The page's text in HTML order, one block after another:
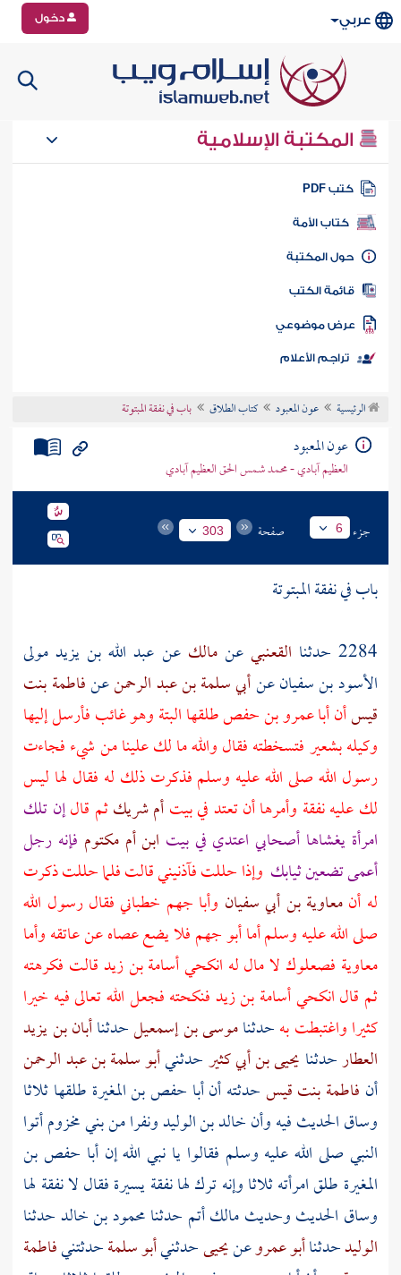
عربي دخول
المكتبة الإسلامية
كتب PDF
كتاب الأمة
المكتبة
الكتب
موضوعي
تراجم الأعلام
الرئيسية عون المعبود كتاب الطلاق باب في نفقة المبتوتة
عون المعبود
العظيم آبادي - محمد شمس الحق العظيم آبادي
جزء 6 صفحة 303
باب في نفقة المبتوتة
2284 حدثنا
القعنبيعنمالكعن عبد الله بن يزيد مولى
الأسود بن سفيانعنأبي سلمة بن عبد الرحمنعنفاطمة بنت
قيسأنأبا عمرو بن حفصطلقها البتة وهو غائب فأرسل إليها
وكيله بشعير فتسخطته فقال والله ما لك علينا من شيء فجاءت
رسول الله صلى الله عليه وسلم فذكرت ذلك له فقال لها ليس
لك عليه نفقة وأمرها أن تعتد في بيتأم شريكثم قالإن تلك
امرأة يغشاها أصحابي اعتدي في بيت ابن أم مكتوم فإنه رجل
أعمى تضعين ثيابك وإذا حللت فآذنيني قالت فلما حللت ذكرت
له أنمعاوية بن أبي سفيان وأبا جهم خطباني فقال رسول الله
صلى الله عليه وسلم أما أبوجهمفلا يضع عصاه عن عاتقه وأما
معاوية فصعلوك لا مال له انكحيأسامة بن زيدقالت فكرهته
ثم قال انكحيأسامة بن زيدفنكحته فجعل الله تعالى فيه خيرا
كثيرا واغتبطت بهحدثناموسى بن إسمعيلحدثناأبان بن يزيد
العطارحدثنا يحيى بن أبي كثيرحدثنيأبو سلمة بن عبد الرحمن
أن فاطمة بنت قيسحدثته أنأبا حفص بن المغيرة طلقها ثلاثا
وساق الحديث فيه وأنخالد بن الوليدونفرا منبني مخزومأتوا
النبي صلى الله عليه وسلم فقالوا يا نبي الله إنأبا حفص بن
المغيرة طلق امرأته ثلاثا وإنه ترك لها نفقة يسيرة فقال لا نفقة لها
وساق الحديث وحديثمالكأتم حدثنامحمود بن خالدحدثنا
الوليدحدثناأبو عمروعنيحيىحدثنيأبو سلمةحدثتنيفاطمة